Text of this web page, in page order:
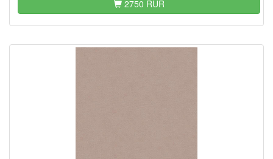
2750 RUR